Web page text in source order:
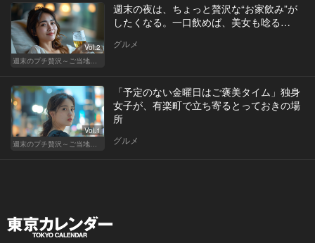
Vol.2
週末の夜は、ちょっと贅沢な“お家飲み”が
したくなる。一口飲めば、美女も唸る…
グルメ
Vol.1
「予定のない金曜日はご褒美タイム」独身
女子が、有楽町で立ち寄るとっておきの場
所
グルメ